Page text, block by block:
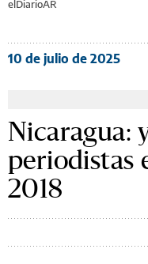
elDiarioAR
10 de julio de 2025
Nicaragua:
periodistas
2018